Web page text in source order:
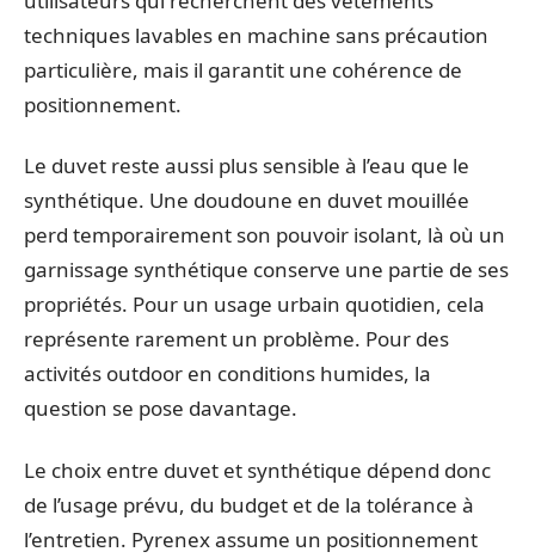
techniques lavables en machine sans précaution
particulière, mais il garantit une cohérence de
positionnement.
Le duvet reste aussi plus sensible à l’eau que le
synthétique. Une doudoune en duvet mouillée
perd temporairement son pouvoir isolant, là où un
garnissage synthétique conserve une partie de ses
propriétés. Pour un usage urbain quotidien, cela
représente rarement un problème. Pour des
activités outdoor en conditions humides, la
question se pose davantage.
Le choix entre duvet et synthétique dépend donc
de l’usage prévu, du budget et de la tolérance à
l’entretien. Pyrenex assume un positionnement